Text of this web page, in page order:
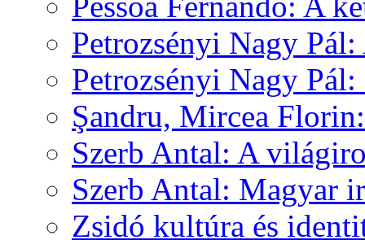
Petrozsényi Nagy
Petrozsényi Nagy
Şandru, Mircea
Szerb Antal: A
Szerb Antal: Magyar
Zsidó kultúra és